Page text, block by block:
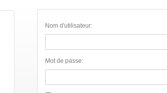
Nom d'utilisateur:
Mot de passe: